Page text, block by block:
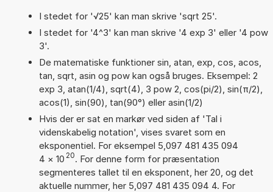
I stedet for '√25' kan man skrive 'sqrt 25'.
I stedet for '4^3' kan man skrive '4 exp 3' eller '4 pow
3'.
De matematiske funktioner sin, atan, exp, cos, acos,
tan, sqrt, asin og pow kan også bruges. Eksempel: 2
exp 3, atan(1/4), sqrt(4), 3 pow 2, cos(pi/2), sin(π/2),
acos(1), sin(90), tan(90°) eller asin(1/2)
Hvis der er sat en markør ved siden af 'Tal i
videnskabelig notation', vises svaret som en
eksponentiel. For eksempel 5,097 481 435 094
4 × 10 20. For denne form for præsentation
segmenteres tallet til en eksponent, her 20, og det
aktuelle nummer, her 5,097 481 435 094 4. For